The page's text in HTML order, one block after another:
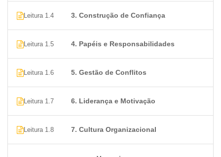
Trabalho em Turnos e Escalas
Gestão de Estresse
Avaliação de Desempenho
no Varejo
é gratuito, assim como a grande maioria
dos cursos da nossa plataformaCertificado Cursos
Leitura 1.4 3. Construção de Confiança
Leitura 1.5 4. Papéis e Responsabilidades
Leitura 1.6 5. Gestão de Conflitos
Leitura 1.7 6. Liderança e Motivação
Leitura 1.8 7. Cultura Organizacional